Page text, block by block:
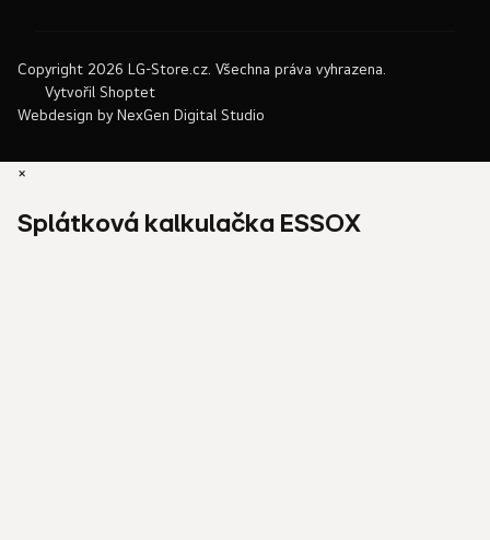
Webdesign by NexGen Digital Studio
Vytvořil Shoptet
Copyright 2026 LG-Store.cz . Všechna práva vyhrazena.
×
Splátková kalkulačka ESSOX